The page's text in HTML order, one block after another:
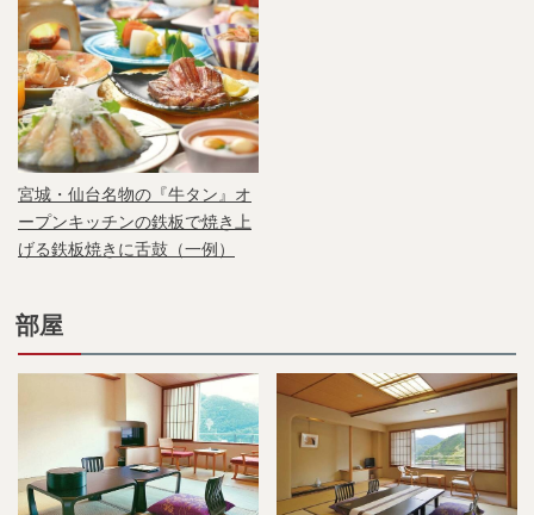
宮城・仙台名物の『牛タン』オ
ープンキッチンの鉄板で焼き上
げる鉄板焼きに舌鼓（一例）
部屋